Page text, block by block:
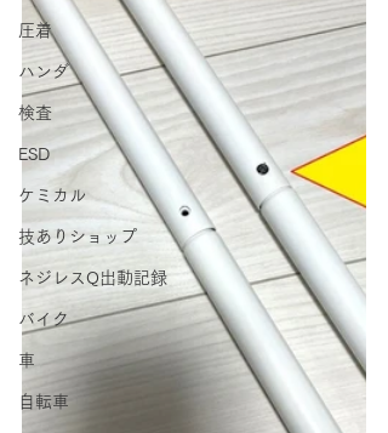
圧着
ハンダ
検査
ESD
ケミカル
技ありショップ
ネジレスQ出動記録
バイク
車
自転車